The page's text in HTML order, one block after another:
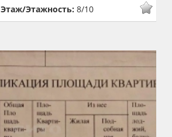
Этаж/Этажность:8/10